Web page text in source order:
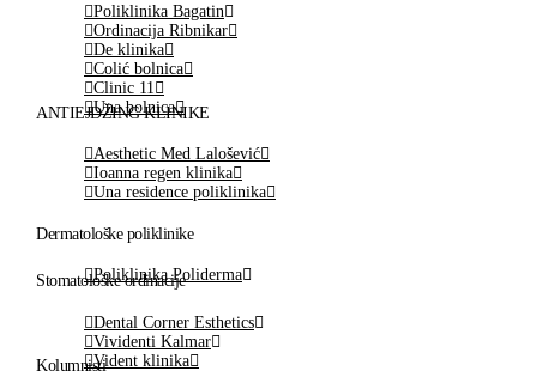
Poliklinika Bagatin
Ordinacija Ribnikar
De klinika
Colić bolnica
Clinic 11
Una bolnica
ANTIEJDŽING KLINIKE
Aesthetic Med Lalošević
Ioanna regen klinika
Una residence poliklinika
Dermatološke poliklinike
Poliklinika Poliderma
Stomatološke ordinacije
Dental Corner Esthetics
Vividenti Kalmar
Vident klinika
Kolumnisti